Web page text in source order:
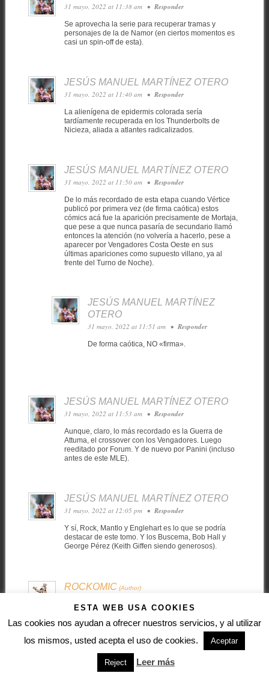
31 mayo, 2022 at 11:38 am • Responder
Se aprovecha la serie para recuperar tramas y
personajes de la de Namor (en ciertos momentos es
casi un spin-off de esta).
JESÚS MANUEL MARTÍNEZ OTERO
31 mayo, 2022 at 11:40 am • Responder
La alienígena de epidermis colorada sería
tardíamente recuperada en los Thunderbolts de
Nicieza, aliada a atlantes radicalizados.
JESÚS MANUEL MARTÍNEZ OTERO
31 mayo, 2022 at 11:50 am • Responder
De lo más recordado de esta etapa cuando Vértice
publicó por primera vez (de firma caótica) estos
cómics acá fue la aparición precisamente de Mortaja,
que pese a que nunca pasaría de secundario llamó
entonces la atención (no volvería a hacerlo, pese a
aparecer por Vengadores Costa Oeste en sus
últimas apariciones como supuesto villano, ya al
frente del Turno de Noche).
JESÚS MANUEL MARTÍNEZ
OTERO
31 mayo, 2022 at 11:51 am • Responder
De forma caótica, NO «firma».
JESÚS MANUEL MARTÍNEZ OTERO
31 mayo, 2022 at 11:53 am • Responder
Aunque, claro, lo más recordado es la Guerra de
Attuma, el crossover con los Vengadores. Luego
reeditado por Forum. Y de nuevo por Panini (incluso
antes de este MLE).
JESÚS MANUEL MARTÍNEZ OTERO
31 mayo, 2022 at 12:05 pm • Responder
Y sí, Rock, Mantlo y Englehart es lo que se podría
destacar de este tomo. Y los Buscema, Bob Hall y
George Pérez (Keith Giffen siendo generosos).
ROCKOMIC
Buen resumen, como siempre. Y creo que
Por cierto, con éste, llego a los 100 tomos
ESTA WEB USA COOKIES
Las cookies nos ayudan a ofrecer nuestros servicios, y al utilizar
los mismos, usted acepta el uso de cookies.
Aceptar
Reject Leer más